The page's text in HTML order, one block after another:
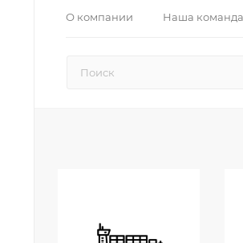
О компании Наша команда